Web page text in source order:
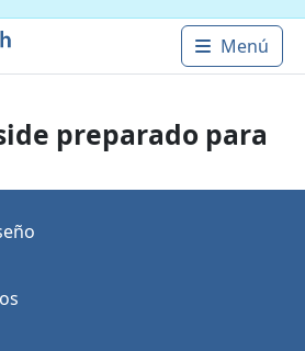
Main
Menú
preparado para